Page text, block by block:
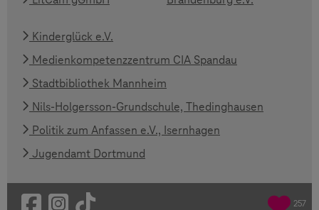
Kinderglück e.V.
Medienkompetenzzentrum CIA Spandau
Stadtbibliothek Mannheim
Nils-Holgersson-Grundschule, Thedinghausen
Politik zum Anfassen e.V., Isernhagen
Jugendamt Dortmund
257